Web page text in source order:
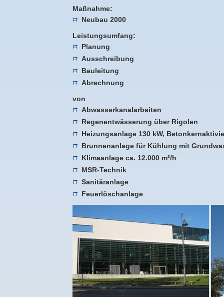
Maßnahme:
Neubau 2000
Leistungsumfang:
Planung
Ausschreibung
Bauleitung
Abrechnung
von
Abwasserkanalarbeiten
Regenentwässerung über Rigolen
Heizungsanlage 130 kW,
Brunnenanlage für Kühlung mit
Klimaanlage ca. 12.000 m³/h
MSR-Technik
Sanitäranlage
Feuerlöschanlage